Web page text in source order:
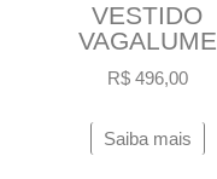
VESTIDO
VAGALUME
R$496,00
Saiba mais